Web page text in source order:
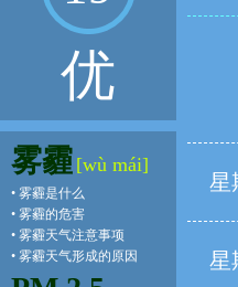
优
雾霾 [wù mái]
• 雾霾是什么
• 雾霾的危害
• 雾霾天气注意事项
• 雾霾天气形成的原因
星
星